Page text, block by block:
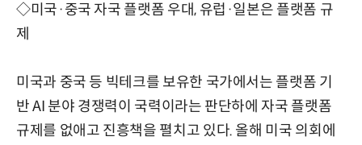
◇미국·중국 자국 플랫폼 우대, 유럽·일본은 플랫폼 규
제
미국과 중국 등 빅테크를 보유한 국가에서는 플랫폼 기
반 AI 분야 경쟁력이 국력이라는 판단하에 자국 플랫폼
규제를 없애고 진흥책을 펼치고 있다. 올해 미국 의회에